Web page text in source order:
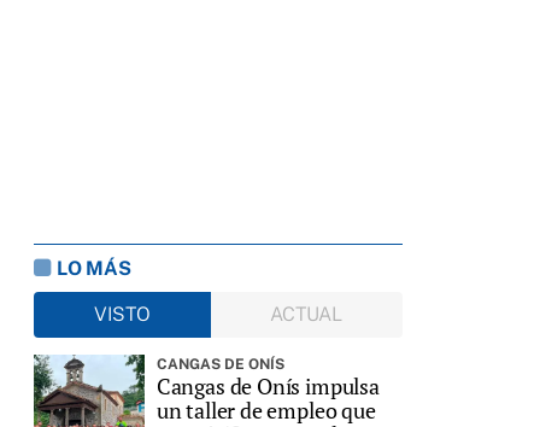
LO MÁS
VISTO
ACTUAL
CANGAS DE ONÍS
Cangas de Onís impulsa
un taller de empleo que